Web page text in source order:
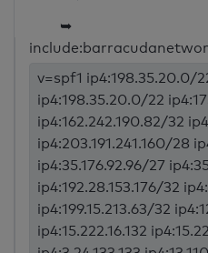
➥
v=spf1 ip4:198.35.20.0/
ip4:198.35.20.0/22
ip4:162.242.190.82/32
ip4:203.191.241.160/28
ip4:35.176.92.96/27
ip4:192.28.153.176/32
ip4:199.15.213.63/32
ip4:15.222.16.132